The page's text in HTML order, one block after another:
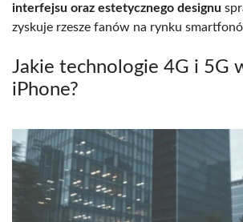
interfejsu oraz estetycznego designu
zyskuje rzesze fanów na rynku
Jakie technologie 4G i 5G
iPhone?